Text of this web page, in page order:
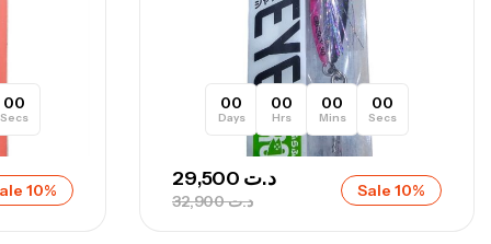
00
Secs
10%
00
Days
00
Hrs
00
Mins
00
Secs
د.ت32,900
د.ت Sale 10%